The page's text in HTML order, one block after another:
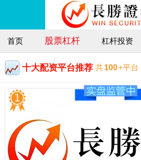
首页 股票杠杆 杠杆投资
十大配资平台推荐 共100+平台